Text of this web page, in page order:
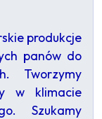
produkcje
panów do
Tworzymy
w klimacie
Szukamy